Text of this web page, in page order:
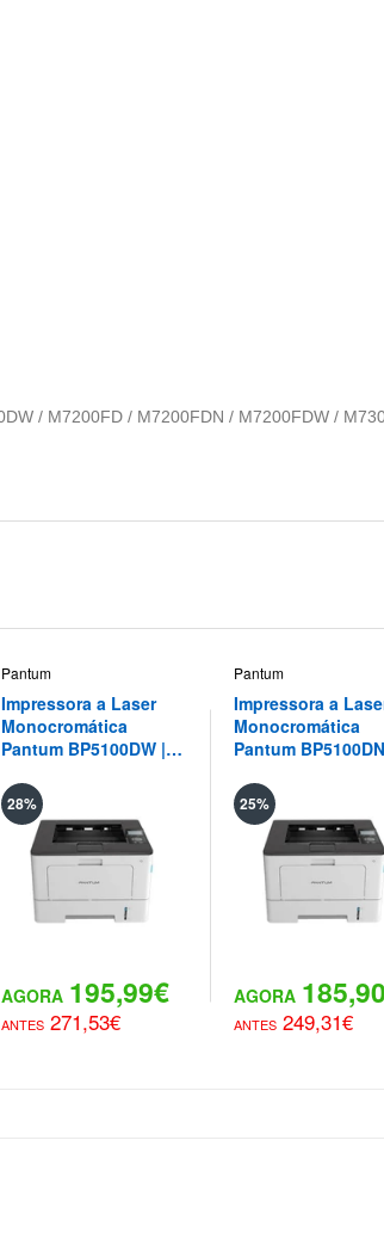
/ M7200FD / M7200FDN / M7200FDW /
Pantum
Impressora a Laser
Monocromática
Pantum BP5100DW |
Automatico
28%
195,99€
271,53€
Pantum
Impressora a
Monocromática
Pantum
25%
249,31€